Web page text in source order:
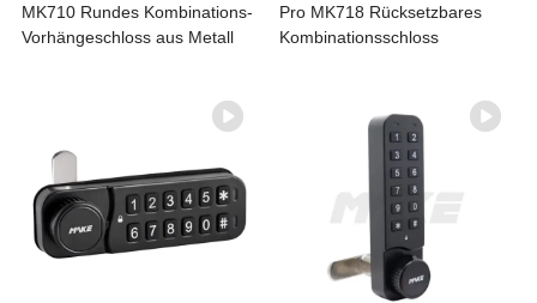
MK710 Rundes Kombinations-
Vorhängeschloss aus Metall
Pro MK718 Rücksetzbares
Kombinationsschloss